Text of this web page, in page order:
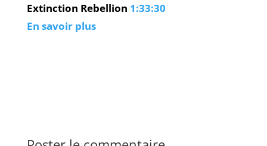
Extinction Rebellion 1:33:30
En savoir plus